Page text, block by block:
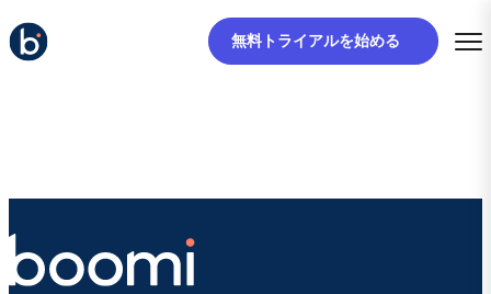
無料トライアルを始める